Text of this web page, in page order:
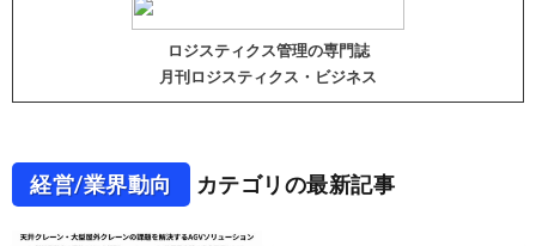
ロジスティクス管理の専門誌
月刊ロジスティクス・ビジネス
経営/業界動向 カテゴリの最新記事